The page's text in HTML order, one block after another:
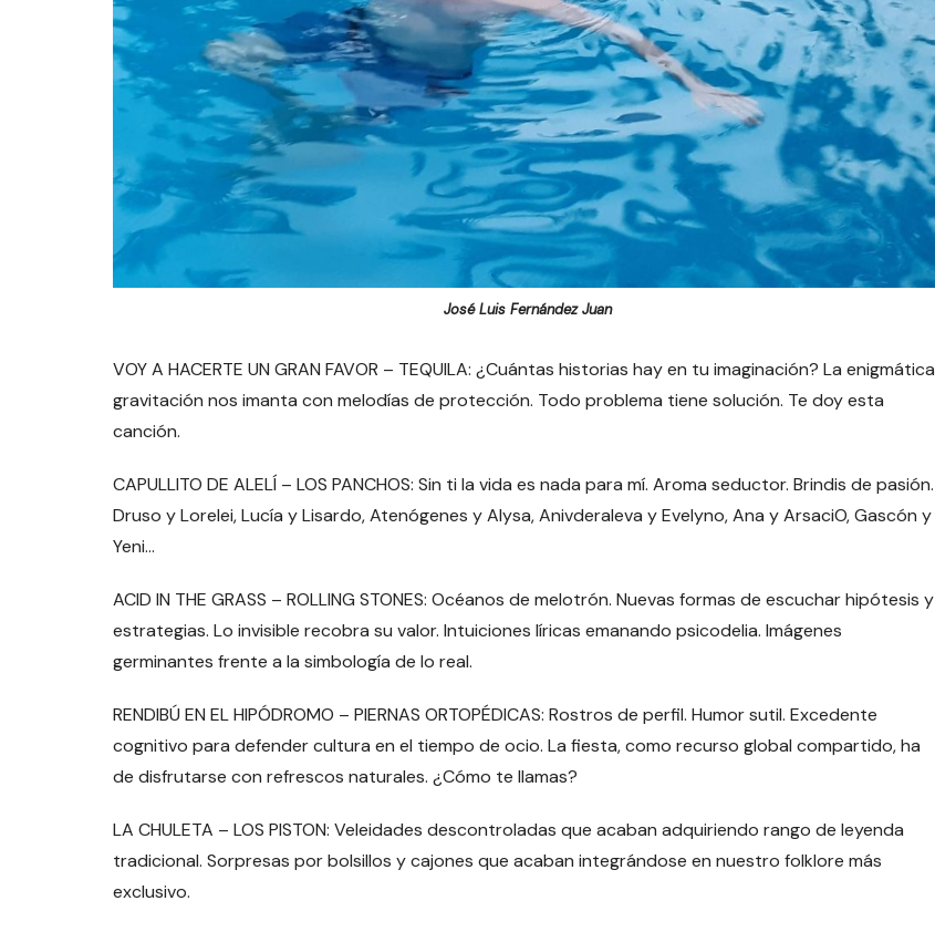
José Luis Fernández Juan
VOY A HACERTE UN GRAN FAVOR – TEQUILA: ¿Cuántas historias hay en tu imaginación? La enigmática
gravitación nos imanta con melodías de protección. Todo problema tiene solución. Te doy esta
canción.
CAPULLITO DE ALELÍ – LOS PANCHOS: Sin ti la vida es nada para mí. Aroma seductor. Brindis de pasión.
Druso y Lorelei, Lucía y Lisardo, Atenógenes y Alysa, Anivderaleva y Evelyno, Ana y ArsaciO, Gascón y
Yeni…
ACID IN THE GRASS – ROLLING STONES: Océanos de melotrón. Nuevas formas de escuchar hipótesis y
estrategias. Lo invisible recobra su valor. Intuiciones líricas emanando psicodelia. Imágenes
germinantes frente a la simbología de lo real.
RENDIBÚ EN EL HIPÓDROMO – PIERNAS ORTOPÉDICAS: Rostros de perfil. Humor sutil. Excedente
cognitivo para defender cultura en el tiempo de ocio. La fiesta, como recurso global compartido, ha
de disfrutarse con refrescos naturales. ¿Cómo te llamas?
LA CHULETA – LOS PISTON: Veleidades descontroladas que acaban adquiriendo rango de leyenda
tradicional. Sorpresas por bolsillos y cajones que acaban integrándose en nuestro folklore más
exclusivo.